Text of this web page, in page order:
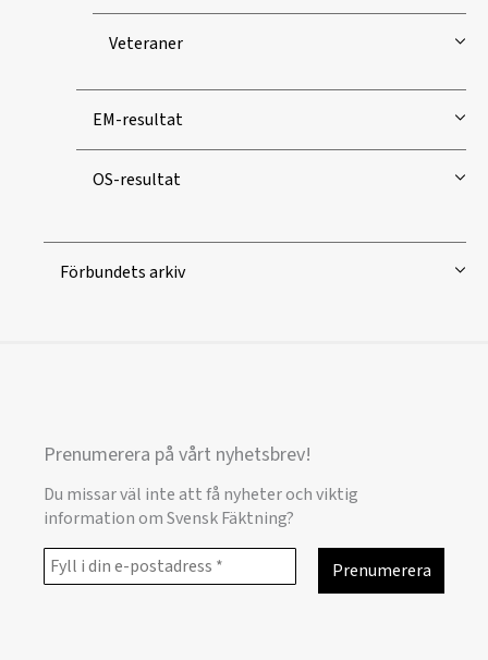
Veteraner
EM-resultat
OS-resultat
Förbundets arkiv
Prenumerera på vårt nyhetsbrev!
Du missar väl inte att få nyheter och viktig
information om Svensk Fäktning?